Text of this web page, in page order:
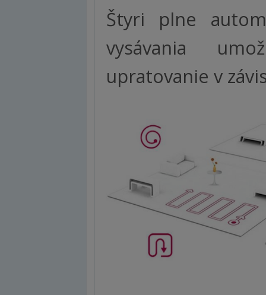
Štyri plne
vysávania
upratovanie v